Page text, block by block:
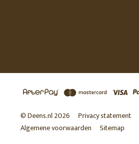
© Deens.nl 2026 Privacy statement
Algemene voorwaarden
Sitemap